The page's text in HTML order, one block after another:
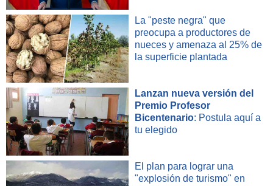
La "peste negra" que
preocupa a productores de
nueces y amenaza al 25% de
la superficie plantada
Lanzan nueva versión del
Premio Profesor
Bicentenario: Postula aquí a
tu elegido
El plan para lograr una
"explosión de turismo" en